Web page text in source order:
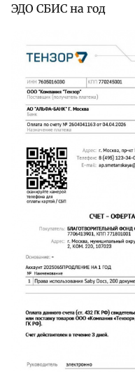
ЭДО СБИС на год